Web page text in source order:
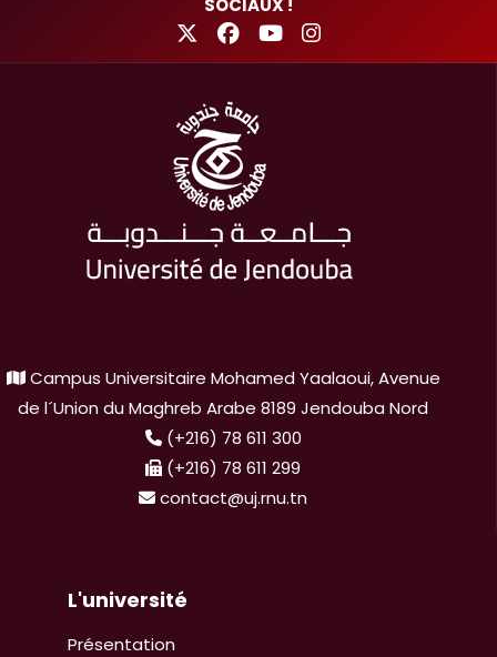
SOCIAUX !
Campus Universitaire Mohamed Yaalaoui, Avenue
de l´Union du Maghreb Arabe 8189 Jendouba Nord
(+216) 78 611 300
(+216) 78 611 299
contact@uj.rnu.tn
L'université
Présentation